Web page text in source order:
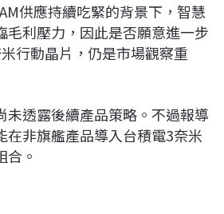
供應持續吃緊的背景下，智慧
毛利壓力，因此是否願意進一步
行動晶片，仍是市場觀察重
未透露後續產品策略。不過報導
在非旗艦產品導入台積電3奈米
合。